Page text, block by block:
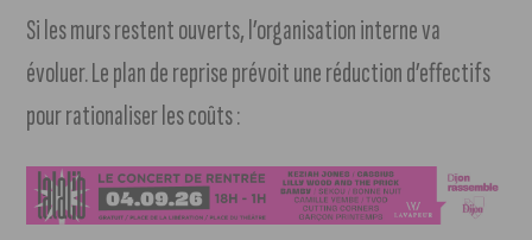
Si les murs restent ouverts, l’organisation interne va
évoluer. Le plan de reprise prévoit une réduction d’effectifs
pour rationaliser les coûts :